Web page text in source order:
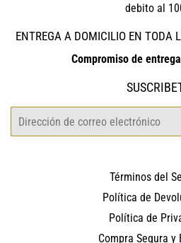
debito al
ENTREGA A DOMICILIO EN TODA
Compromiso de
Correo
Términos del
Política de
Política de
Compra Segura y